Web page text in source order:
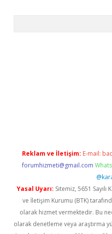
Reklam ve İletişim: E-mail:
forumhizmeti@gmail.com
Yasal Uyarı: Sitemiz, 5651
ve İletişim Kurumu (BTK)
olarak hizmet vermektedir. Bu
olarak denetleme veya araştırma